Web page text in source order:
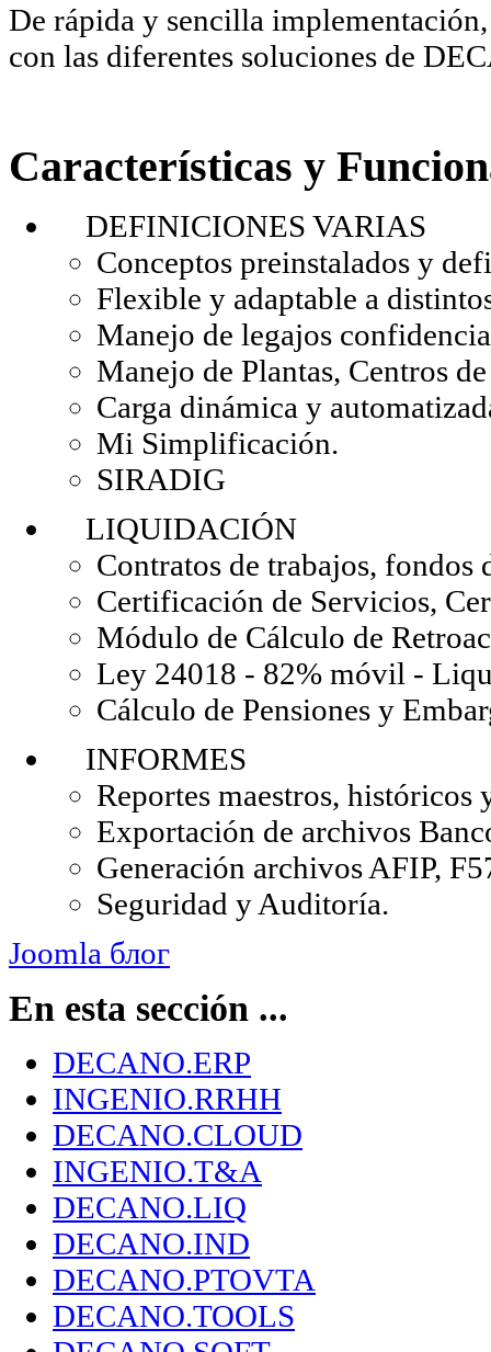
De rápida y sencilla
con las diferentes soluciones de
Características y
DEFINICIONES VARIAS
Conceptos preinstalados y
Flexible y adaptable a
Manejo de legajos
Manejo de Plantas, Centros
Carga dinámica y
Mi Simplificación.
SIRADIG
LIQUIDACIÓN
Contratos de trabajos, fondos
Certificación de Servicios,
Módulo de Cálculo de
Ley 24018 - 82% móvil -
Cálculo de Pensiones y
INFORMES
Reportes maestros, históricos
Exportación de archivos
Generación archivos AFIP,
Seguridad y Auditoría.
Joomla блог
En esta sección ...
DECANO.ERP
INGENIO.RRHH
DECANO.CLOUD
INGENIO.T&A
DECANO.LIQ
DECANO.IND
DECANO.PTOVTA
DECANO.TOOLS